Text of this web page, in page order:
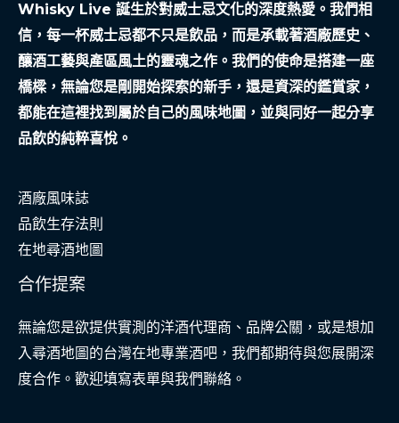
的
真
實
守
護
者
Whisky Live 誕生於對威士忌文化的深度熱愛。我們相
信，每一杯威士忌都不只是飲品，而是承載著酒廠歷史、
釀酒工藝與產區風土的靈魂之作。我們的使命是搭建一座
橋樑，無論您是剛開始探索的新手，還是資深的鑑賞家，
都能在這裡找到屬於自己的風味地圖，並與同好一起分享
品飲的純粹喜悅。
酒廠風味誌
品飲生存法則
在地尋酒地圖
合作提案
無論您是欲提供實測的洋酒代理商、品牌公關，或是想加
入尋酒地圖的台灣在地專業酒吧，我們都期待與您展開深
度合作。歡迎填寫表單與我們聯絡。